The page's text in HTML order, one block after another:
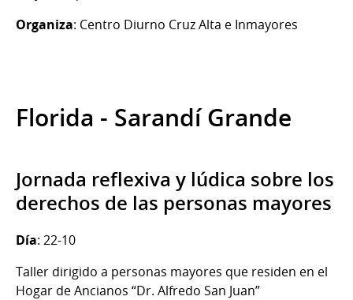
Organiza: Centro Diurno Cruz Alta e Inmayores
Florida - Sarandí Grande
Jornada reflexiva y lúdica sobre los
derechos de las personas mayores
Día: 22-10
Taller dirigido a personas mayores que residen en el
Hogar de Ancianos “Dr. Alfredo San Juan”